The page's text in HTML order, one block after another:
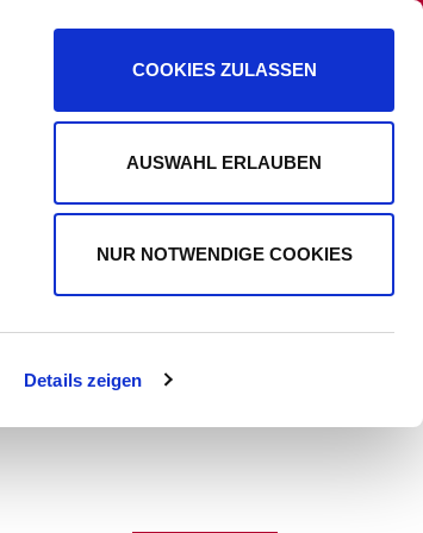
Details zeigen
COOKIES ZULASSEN
AUSWAHL ERLAUBEN
NUR NOTWENDIGE COOKIES
PROMIPLANET EXKLUSIV